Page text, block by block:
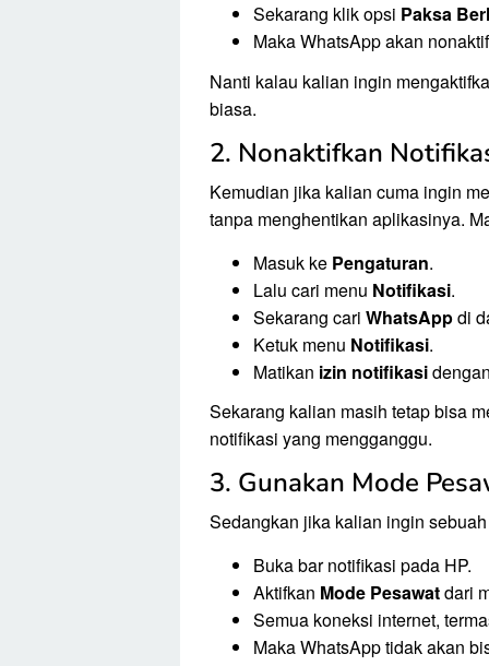
Sekarang klik opsi Paksa
Maka WhatsApp akan
Nanti kalau kalian ingin
biasa.
2. Nonaktifkan
Kemudian jika kalian cuma ingin
tanpa menghentikan aplikasinya.
Masuk ke Pengaturan.
Lalu cari menu Notifikasi.
Sekarang cari WhatsAppdi
Ketuk menu Notifikasi.
Matikan izin notifikasi
Sekarang kalian masih tetap bisa
notifikasi yang mengganggu.
3. Gunakan Mode
Sedangkan jika kalian ingin
Buka bar notifikasi pada HP.
Aktifkan Mode Pesawatdari
Semua koneksi internet,
Maka WhatsApp tidak akan